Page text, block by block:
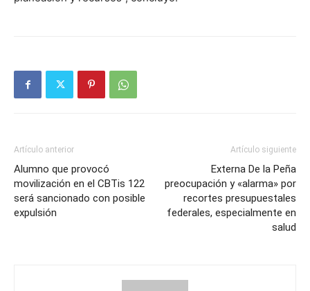
Artículo anterior
Alumno que provocó
movilización en el CBTis 122
será sancionado con posible
expulsión
Artículo siguiente
Externa De la Peña
preocupación y «alarma» por
recortes presupuestales
federales, especialmente en
salud